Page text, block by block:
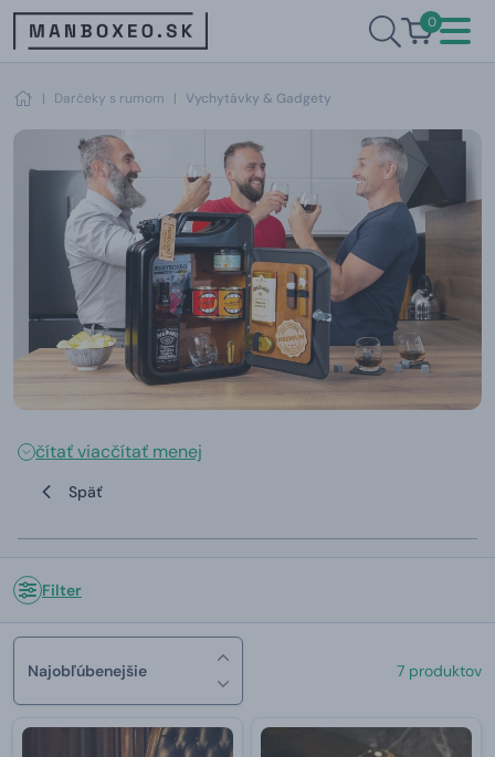
0
| Darčeky s rumom | Vychytávky & Gadgety
čítať viacčítať menej
Späť
Filter
Najobľúbenejšie 7 produktov